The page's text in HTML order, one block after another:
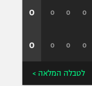
0
0
0
0
0
0
0
0
לטבלה המלאה >